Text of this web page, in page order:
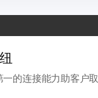
的连接能力助客